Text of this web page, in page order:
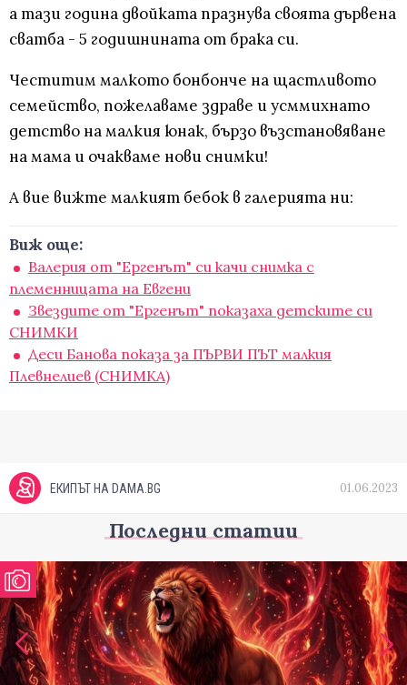
а тази година двойката празнува своята дървена
сватба - 5 годишнината от брака си.
Честитим малкото бонбонче на щастливото
семейство, пожелаваме здраве и усммихнато
детство на малкия юнак, бързо възстановяване
на мама и очакваме нови снимки!
А вие вижте малкият бебок в галерията ни:
Виж още:
Валерия от "Ергенът" си качи снимка с
племенницата на Евгени
Звездите от "Ергенът" показаха детските си
СНИМКИ
Деси Банова показа за ПЪРВИ ПЪТ малкия
Плевнелиев (СНИМКА)
ЕКИПЪТ НА DAMA.BG 01.06.2023
Последни статии